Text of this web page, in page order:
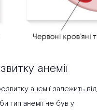
анемії
анемії залежить від
тип анемії не був у